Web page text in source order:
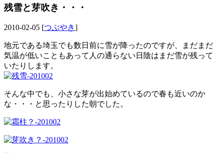
残雪と芽吹き・・・
2010-02-05 [つぶやき]
地元である埼玉でも数日前に雪が降ったのですが、まだまだ
気温が低いこともあって人の通らない日陰はまだ雪が残って
いたりします。
そんな中でも、小さな芽が出始めているので春も近いのか
な・・・と思ったりした朝でした。